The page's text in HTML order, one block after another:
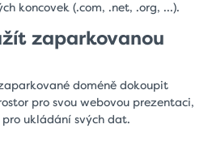
koncovek (.com, .net, .org, ...).
zaparkovanou
doméně dokoupit
pro svou webovou prezentaci,
ukládání svých dat.